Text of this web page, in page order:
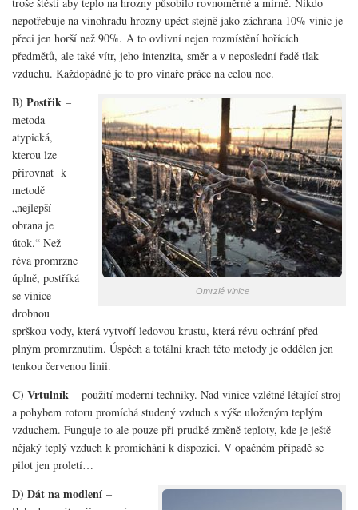
nepotřebuje na vinohradu hrozny upéct stejně jako záchrana 10% vinic je
přeci jen horší než 90%. A to ovlivní nejen rozmístění hořících
předmětů, ale také vítr, jeho intenzita, směr a v neposlední řadě tlak
vzduchu. Každopádně je to pro vinaře práce na celou noc.
Omrzlé vinice
B) Postřik –
metoda
atypická,
kterou lze
přirovnat k
metodě
„nejlepší
obrana je
útok.“ Než
réva promrzne
úplně, postříká
se vinice
drobnou
sprškou vody, která vytvoří ledovou krustu, která révu ochrání před
plným promrznutím. Úspěch a totální krach této metody je oddělen jen
tenkou červenou linii.
C) Vrtulník – použití moderní techniky. Nad vinice vzlétné létající stroj
a pohybem rotoru promíchá studený vzduch s výše uloženým teplým
vzduchem. Funguje to ale pouze při prudké změně teploty, kde je ještě
nějaký teplý vzduch k promíchání k dispozici. V opačném případě se
pilot jen proletí…
D) Dát na modlení –